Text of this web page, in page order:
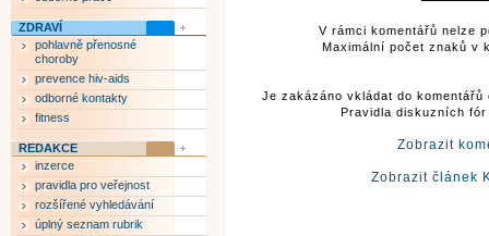
V rámci komentářů nelze
Maximální počet znaků v
Je zakázáno vkládat do
Pravidla diskuzních
Zobrazit
Zobrazit článek
ZDRAVÍ
pohlavně přenosné
choroby
prevence hiv-aids
odborné kontakty
fitness
REDAKCE
inzerce
pravidla pro veřejnost
rozšířené vyhledávání
úplný seznam rubrik